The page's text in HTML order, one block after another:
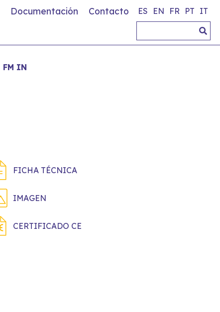
Documentación Contacto ES EN FR PT IT
FM IN
FICHA TÉCNICA
IMAGEN
CERTIFICADO CE